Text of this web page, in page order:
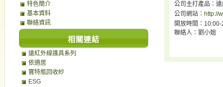
公司主打產品：
公司網站： http://
開放時間：
聯絡人：劉小姐
特色簡介
基本資料
聯絡資訊
相關連結
遠紅外線謢具系列
依適居
寶特瓶回收紗
ESG